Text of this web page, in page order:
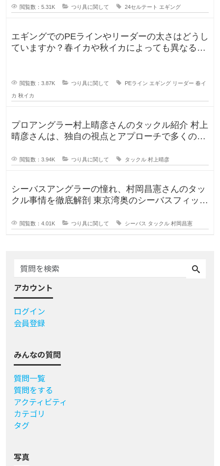
閲覧数：5.31K つり具に関して 24セルテート エギング
エギングでのPEラインやリーダーの太さはどうし
ていますか？春イカや秋イカによっても異なると
閲覧数：3.87K つり具に関して PEライン エギング リーダー 春イ
カ 秋イカ
プロアングラー村上晴彦さんのタックル紹介 村上
晴彦さんは、独自の視点とアプローチで多くのフ
閲覧数：3.94K つり具に関して タックル 村上晴彦
シーバスアングラーの憧れ、村岡昌憲さんのタッ
クル事情を徹底解剖 東京湾奥のシーバスフィッシ
閲覧数：4.01K つり具に関して シーバス タックル 村岡昌憲
アカウント
ログイン
会員登録
みんなの質問
質問一覧
質問をする
アクティビティ
カテゴリ
タグ
写真